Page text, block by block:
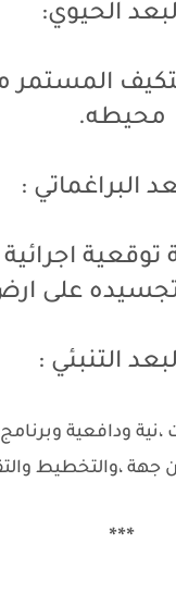
المستمر
محيطه.
اجرائية
تجسيده على
ودافعية وبرنامج
،والتخطيط
***